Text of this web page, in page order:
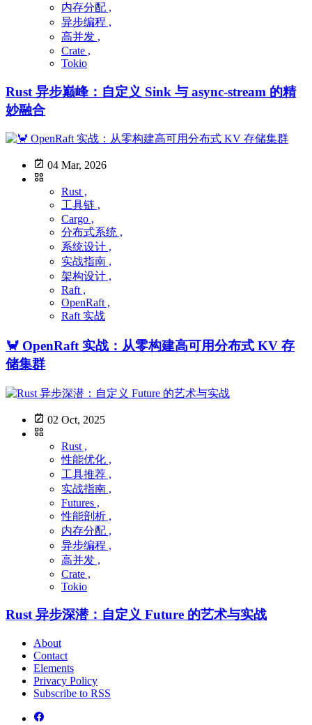
内存分配 ,
异步编程 ,
高并发 ,
Crate ,
Tokio
Rust 异步巅峰：自定义 Sink 与 async-stream 的精
妙融合
04 Mar, 2026
Rust ,
工具链 ,
Cargo ,
分布式系统 ,
系统设计 ,
实战指南 ,
架构设计 ,
Raft ,
OpenRaft ,
Raft 实战
🦀 OpenRaft 实战：从零构建高可用分布式 KV 存
储集群
02 Oct, 2025
Rust ,
性能优化 ,
工具推荐 ,
实战指南 ,
Futures ,
性能剖析 ,
内存分配 ,
异步编程 ,
高并发 ,
Crate ,
Tokio
Rust 异步深潜：自定义 Future 的艺术与实战
About
Contact
Elements
Privacy Policy
Subscribe to RSS